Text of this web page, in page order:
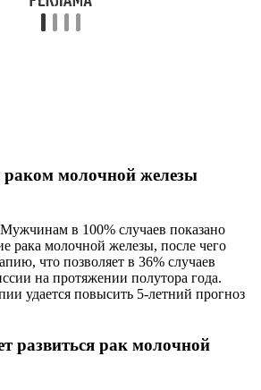
раком молочной железы
в 100% случаев показано
рака молочной железы, после чего
что позволяет в 36% случаев
на протяжении полутора года.
удается повысить 5-летний прогноз
развиться рак молочной